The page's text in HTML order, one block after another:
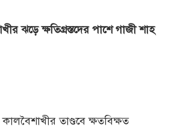
ঝড়ে ক্ষতিগ্রস্তদের পাশে গাজী শাহ
তাণ্ডবে ক্ষতবিক্ষত